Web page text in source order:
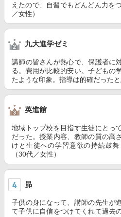
えたので、自習でもどんどん力を
／女性）
九大進学ゼミ
講師の皆さんが熱心で、保護者に
る。費用が比較的安い。子どもの
たような印象。指導は的確だった
英進館
地域トップ校を目指す生徒にとっ
だった。授業内容、教師の質の高
けと生徒への学習意欲の持続鼓舞
（30代／女性）
昴
子供の身になって、講師の先生が
て子供に自信をつけてくれて過去